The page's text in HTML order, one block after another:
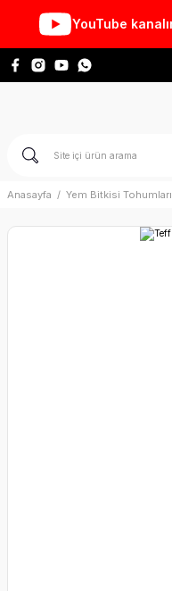
YouTube
Anasayfa Yem Bitkisi Tohumları